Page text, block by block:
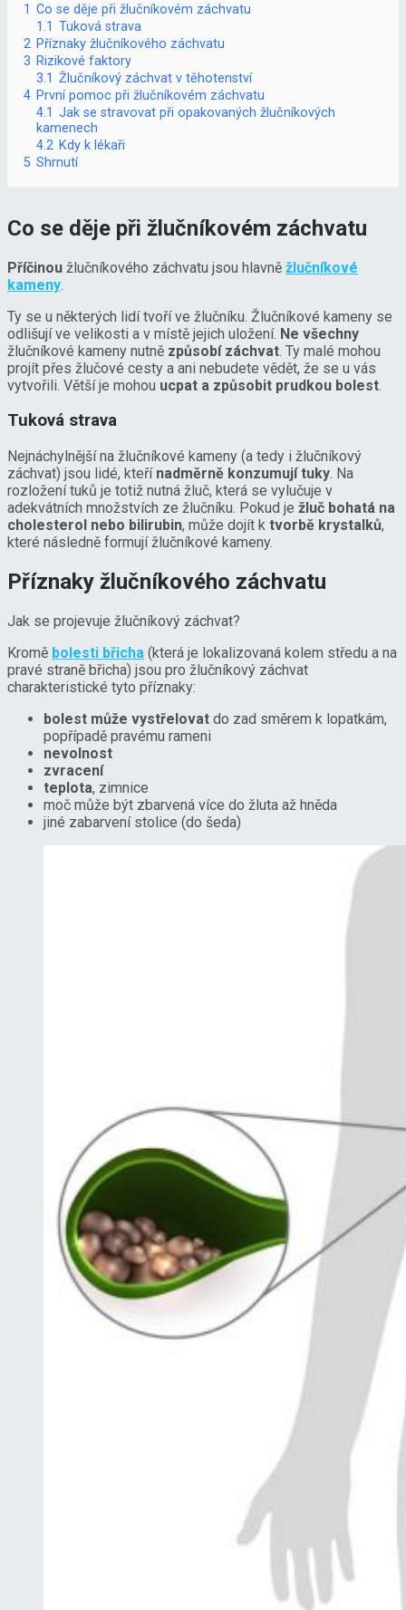
1 Co se děje při žlučníkovém záchvatu
1.1 Tuková strava
2 Příznaky žlučníkového záchvatu
3 Rizikové faktory
3.1 Žlučníkový záchvat v těhotenství
4 První pomoc při žlučníkovém záchvatu
4.1 Jak se stravovat při opakovaných žlučníkových
kamenech
4.2 Kdy k lékaři
5 Shrnutí
Co se děje při žlučníkovém záchvatu
Příčinou žlučníkového záchvatu jsou hlavně žlučníkové
kameny
Ty se u některých lidí tvoří ve žlučníku. Žlučníkové kameny se
odlišují ve velikosti a v místě jejich uložení. Ne všechny
žlučníkové kameny nutně způsobí záchvat . Ty malé mohou
projít přes žlučové cesty a ani nebudete vědět, že se u vás
vytvořili. Větší je mohou ucpat a způsobit prudkou bolest
Tuková strava
Nejnáchylnější na žlučníkové kameny (a tedy i žlučníkový
záchvat) jsou lidé, kteří nadměrně konzumují tuky. Na
rozložení tuků je totiž nutná žluč, která se vylučuje v
adekvátních množstvích ze žlučníku. Pokud je žluč bohatá na
cholesterol nebo bilirubin, může dojít k tvorbě krystalků,
které následně formují žlučníkové kameny.
Příznaky žlučníkového záchvatu
Jak se projevuje žlučníkový záchvat?
Kromě bolesti břicha (která je lokalizovaná kolem středu a na
pravé straně břicha) jsou pro žlučníkový záchvat
charakteristické tyto příznaky:
bolest může vystřelovat do zad směrem k lopatkám,
popřípadě pravému rameni
nevolnost
zvracení
teplota, zimnice
moč může být zbarvená více do žluta až hněda
jiné zabarvení stolice (do šeda)